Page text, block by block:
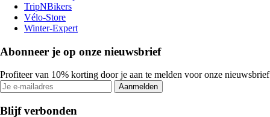
TripNBikers
Vélo-Store
Winter-Expert
Abonneer je op onze nieuwsbrief
Profiteer van 10% korting door je aan te melden voor onze nieuwsbrief
Aanmelden
Blijf verbonden